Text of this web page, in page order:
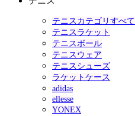
テニスカテゴリすべて
テニスラケット
テニスボール
テニスウェア
テニスシューズ
ラケットケース
adidas
ellesse
YONEX